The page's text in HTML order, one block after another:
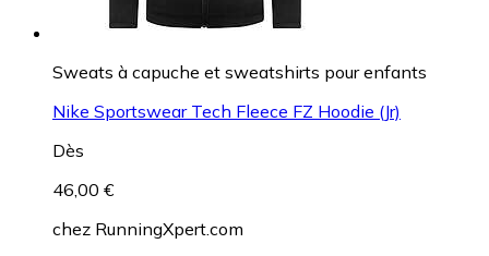
Sweats à capuche et sweatshirts pour enfants
Nike Sportswear Tech Fleece FZ Hoodie (Jr)
Dès
46,00 €
chez RunningXpert.com